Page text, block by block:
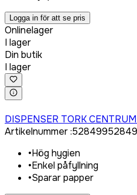
Logga in för att se pris
Onlinelager
I lager
Din butik
I lager
DISPENSER TORK
Artikelnummer:528499
•Hög hygien
•Enkel påfyllning
•Sparar papper